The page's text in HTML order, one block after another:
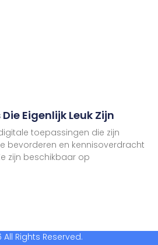
Eigenlijk Leuk Zijn
toepassingen die zijn
bevorderen en kennisoverdracht
zijn beschikbaar op
All Rights Reserved.